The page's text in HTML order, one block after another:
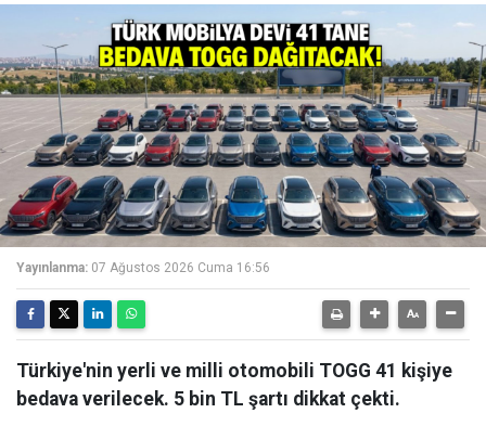
Yayınlanma: 07 Ağustos 2026 Cuma 16:56
Türkiye'nin yerli ve milli otomobili TOGG 41 kişiye
bedava verilecek. 5 bin TL şartı dikkat çekti.